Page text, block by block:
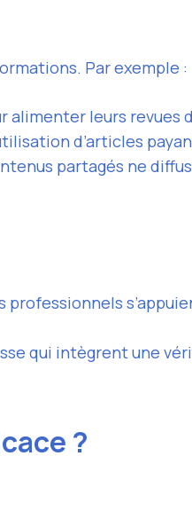
Par exemple :
alimenter leurs
d’articles
partagés ne
professionnels
qui intègrent une
?